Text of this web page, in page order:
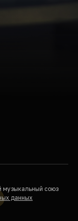
музыкальный союз
данных